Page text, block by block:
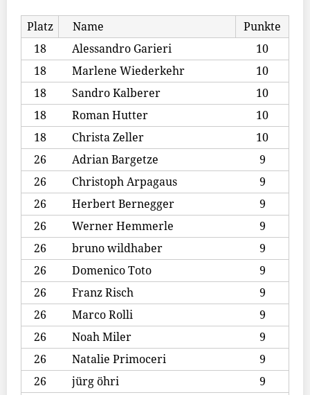
Platz Name
Punkte
18
Alessandro Garieri
10
18
Marlene Wiederkehr
10
18
Sandro Kalberer
10
18
Roman Hutter
10
18
Christa Zeller
10
26
Adrian Bargetze
9
26
Christoph Arpagaus
9
26
Herbert Bernegger
9
26
Werner Hemmerle
9
26
bruno wildhaber
9
26
Domenico Toto
9
26
Franz Risch
9
26
Marco Rolli
9
26
Noah Miler
9
26
Natalie Primoceri
9
26
jürg öhri
9